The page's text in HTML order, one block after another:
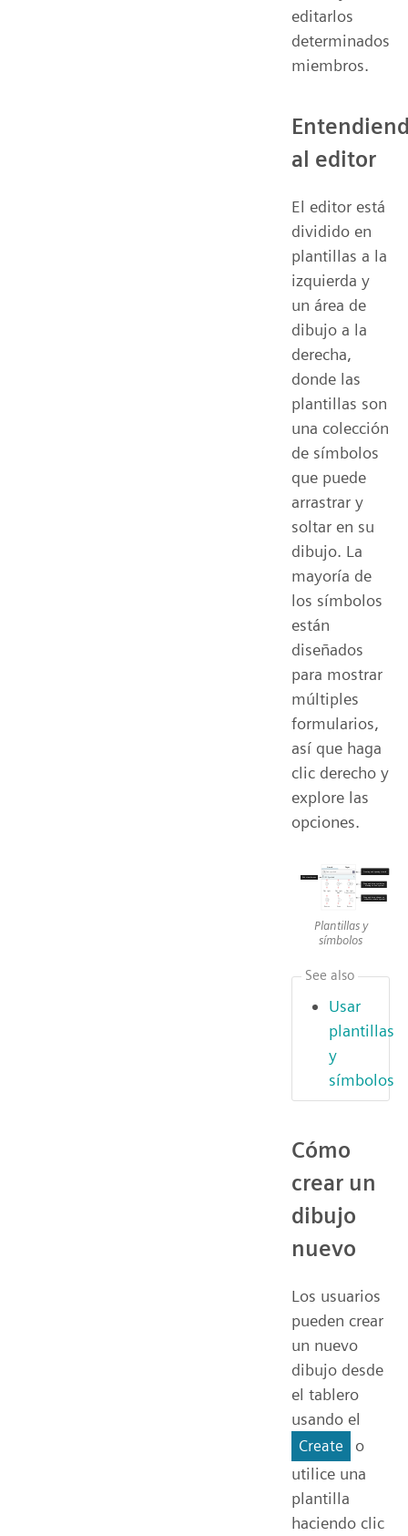
editarlos
determinados
miembros.
al editor
El editor está
dividido en
plantillas a la
izquierda y
un área de
dibujo a la
derecha,
donde las
plantillas son
una colección
de símbolos
que puede
arrastrar y
soltar en su
dibujo. La
mayoría de
los símbolos
están
diseñados
para mostrar
múltiples
formularios,
así que haga
clic derecho y
explore las
opciones.
Plantillas y
símbolos
Usar
plantillas
y
símbolos
See also
Cómo
crear un
dibujo
nuevo
Los usuarios
pueden crear
un nuevo
dibujo desde
el tablero
usando el
Create
o
utilice una
plantilla
haciendo clic